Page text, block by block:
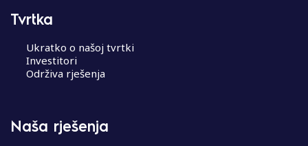
Tvrtka
Ukratko o našoj tvrtki
Investitori
Održiva rješenja
Naša rješenja